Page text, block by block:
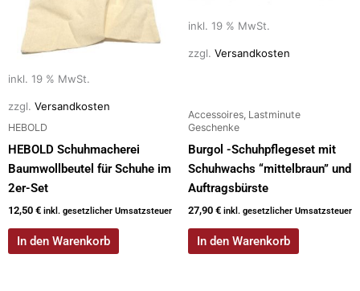
inkl. 19 % MwSt.
zzgl. Versandkosten
HEBOLD
HEBOLD Schuhmacherei
Baumwollbeutel für Schuhe im
2er-Set
12,50 € inkl. gesetzlicher Umsatzsteuer
In den Warenkorb
inkl. 19 % MwSt.
zzgl. Versandkosten
Accessoires, Lastminute
Geschenke
Burgol -Schuhpflegeset mit
Schuhwachs “mittelbraun” und
Auftragsbürste
27,90 € inkl. gesetzlicher Umsatzsteuer
In den Warenkorb